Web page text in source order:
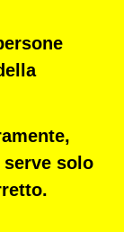
solo